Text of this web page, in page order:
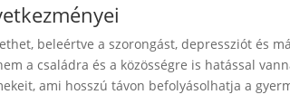
beleértve a szorongást, depressziót és
a családra és a közösségre is hatással
ami hosszú távon befolyásolhatja a